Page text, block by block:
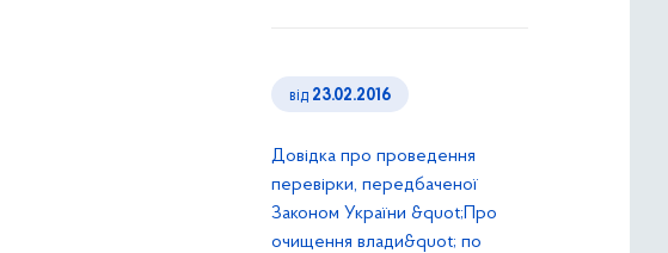
від 23.02.2016
Довідка про проведення
перевірки, передбаченої
Законом України &quot;Про
очищення влади&quot; по